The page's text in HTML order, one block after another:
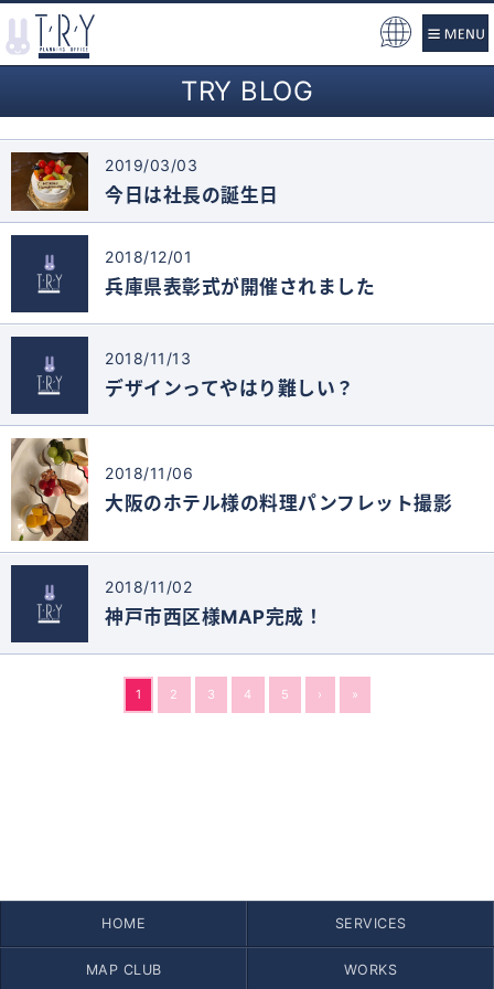
TRY BLOG
2019/03/03
今日は社長の誕生日
2018/12/01
兵庫県表彰式が開催されました
2018/11/13
デザインってやはり難しい？
2018/11/06
大阪のホテル様の料理パンフレット撮影
2018/11/02
神戸市西区様MAP完成！
1 2 3 4 5 › »
HOME SERVICES
MAP CLUB WORKS